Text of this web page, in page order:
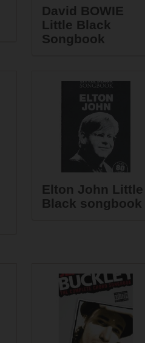
David BOWIE
Little Black
Songbook
Elton John Little
Black songbook